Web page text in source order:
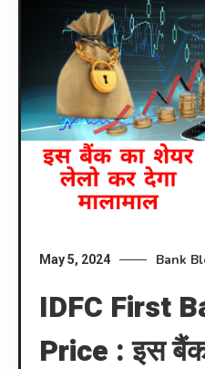
May 5, 2024 Bank
IDFC First
Price : इस